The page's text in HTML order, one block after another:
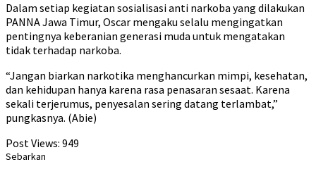
Dalam setiap kegiatan sosialisasi anti narkoba yang dilakukan
PANNA Jawa Timur, Oscar mengaku selalu mengingatkan
pentingnya keberanian generasi muda untuk mengatakan
tidak terhadap narkoba.
“Jangan biarkan narkotika menghancurkan mimpi, kesehatan,
dan kehidupan hanya karena rasa penasaran sesaat. Karena
sekali terjerumus, penyesalan sering datang terlambat,”
pungkasnya. (Abie)
Post Views: 949
Sebarkan